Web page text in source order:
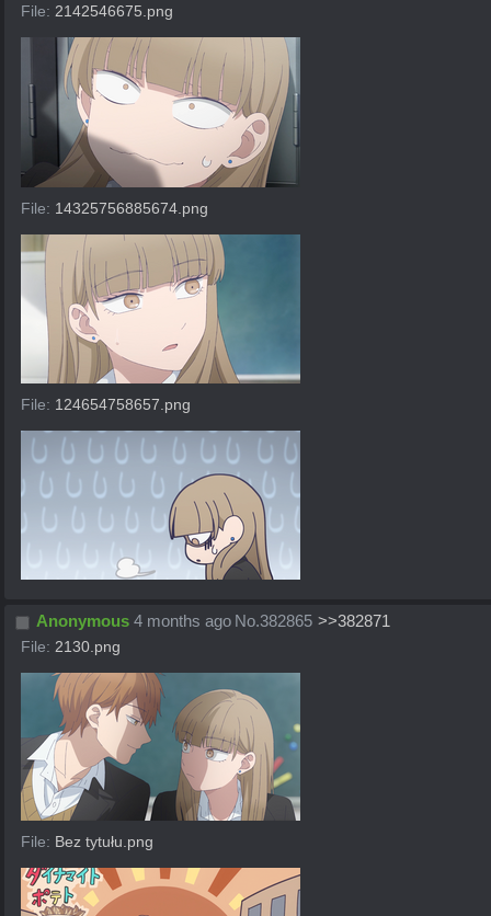
File: 2142546675.png
File: 14325756885674.png
File: 124654758657.png
Anonymous 4 months ago No.382865 >>382871
File: 2130.png
File: Bez tytułu.png